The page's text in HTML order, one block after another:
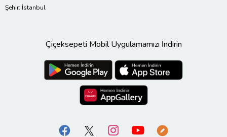
Şehir: İstanbul
Çiçeksepeti Mobil Uygulamamızı İndirin